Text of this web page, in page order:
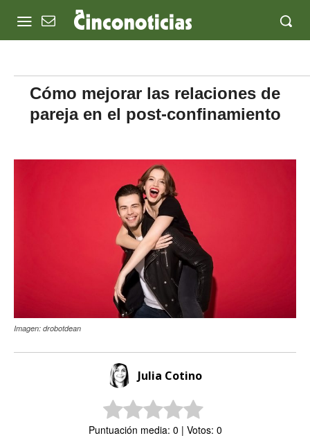
Cómo mejorar las relaciones de
pareja en el post-confinamiento
Imagen: drobotdean
Julia Cotino
Puntuación media: 0 | Votos: 0